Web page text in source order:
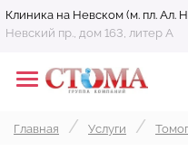
Клиника на Невском (м. пл. Ал.
Невский пр., дом 163, литер А
Главная Услуги